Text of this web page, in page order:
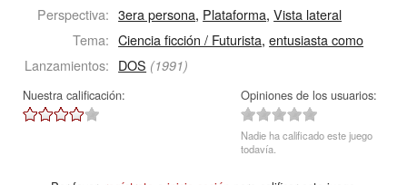
Perspectiva: 3era persona, Plataforma,Vista lateral
Tema: Ciencia ficción / Futurista,entusiasta como
Lanzamientos: DOS (1991)
Nuestra calificación: Opiniones de los usuarios:
Nadie ha calificado este juego
todavía.